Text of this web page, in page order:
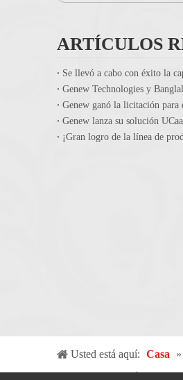
ARTÍCULOS
Se llevó a cabo con éxito la
Genew ganó la licitación para
Genew lanza su solución
Usted está aquí: Casa »
U2000 como el núcleo